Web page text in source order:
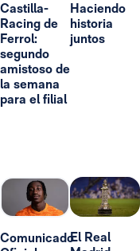
Castilla-
Racing de
Ferrol:
segundo
amistoso de
la semana
para el filial
Haciendo
historia
juntos
ComunicadoEl Real